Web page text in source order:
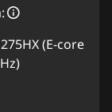
(E-core